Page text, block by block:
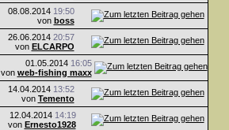
08.08.2014 19:50
von boss
26.06.2014 20:57
von ELCARPO
01.05.2014 16:05
von web-fishing maxx
14.04.2014 13:52
von Temento
12.04.2014 14:19
von Ernesto1928